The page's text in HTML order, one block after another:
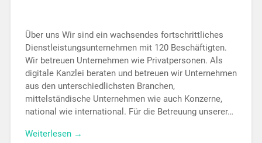
Über uns Wir sind ein wachsendes fortschrittliches
Dienstleistungsunternehmen mit 120 Beschäftigten.
Wir betreuen Unternehmen wie Privatpersonen. Als
digitale Kanzlei beraten und betreuen wir Unternehmen
aus den unterschiedlichsten Branchen,
mittelständische Unternehmen wie auch Konzerne,
national wie international. Für die Betreuung unserer…
Weiterlesen →